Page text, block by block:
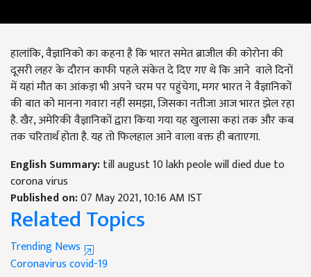
हालांकि, वैज्ञानिको का कहना है कि भारत समेत ब्राजील की कोरोना की
दूसरी लहर के दौरान काफी पहले संकेत दे दिए गए थे कि आने वाले दिनों
में यहां मौत का आंकड़ा भी अपने चरम पर पहुंचेगा, मगर भारत ने वैज्ञानिकों
की बात को मानना गवारा नहीं समझा, जिसका नतीजा आज भारत झेल रहा
है. खैर, अमेरिकी वैज्ञानिकों द्वारा किया गया यह खुलासा कहां तक और कब
तक चरितार्थ होता है. यह तो फिलहाल आने वाला वक्त ही बताएगा.
English Summary:till august 10 lakh peole will died due to
corona virus
Published on:07 May 2021, 10:16 AM IST
Related Topics
Trending News
Coronaviruscovid-19